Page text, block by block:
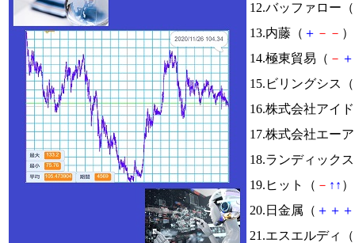
12.バッファロー（
13.内藤（ ＋ － －
14.極東貿易（ － ＋
15.ビリングシス（
16.株式会社アイ
17.株式会社エー
18.ランディック
19.ヒット（ － ↑ ↑
20.日金属（ ＋ ＋ ＋
21.エスエルディ（